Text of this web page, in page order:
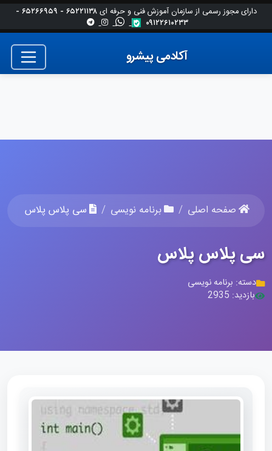
دارای مجوز رسمی از سازمان آموزش فنی و حرفه ای
۶۵۲۲۱۱۳۸ - ۶۵۲۶۶۹۵۹ -
۰۹۱۲۲۶۱۰۲۳۳
اینستاگرام
واتساپاینستاگرام
تلگرام
آکادمی پیشرو
صفحه اصلی برنامه نویسی سی پلاس پلاس
سی پلاس پلاس
دسته: برنامه نویسی
بازدید: 2935